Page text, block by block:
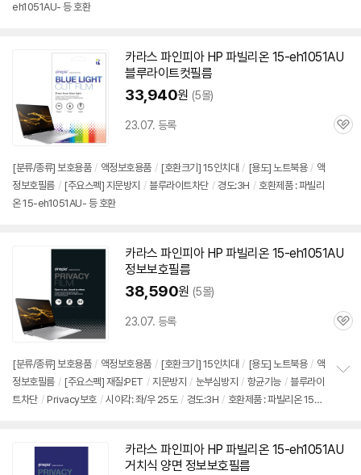
eh1051AU- 등 호환
카라스 파인피아 HP 파빌리온 15-eh1051AU
블루라이트컷필름
33,940원 (5몰)
23.07. 등록
관
[분류/종류] 보호용품 / 액정보호용품 / [호환크기] 15인치대 / [용도] 노트북용 / 액
정보호필름 / [주요스펙] 지문방지 / 블루라이트차단 / 경도:3H / 호환제품 : 파빌리
온 15-eh1051AU- 등 호환
카라스 파인피아 HP 파빌리온 15-eh1051AU
정보보호필름
38,590원 (5몰)
23.07. 등록
관
[분류/종류] 보호용품 / 액정보호용품 / [호환크기] 15인치대 / [용도] 노트북용 / 액
정보호필름 / [주요스펙] 재질:PET / 지문방지 / 눈부심방지 / 항균기능 / 블루라이
트차단 / Privacy보호 / 시야각: 좌/우 25도 / 경도:3H / 호환제품 : 파빌리온 15-e
기
카라스 파인피아 HP 파빌리온 15-eh1051AU
거치식 양면 정보보호필름
세부정보 열기/접기